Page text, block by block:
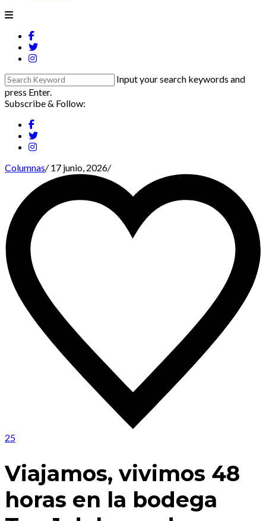
Input your search keywords and
press Enter.
Subscribe & Follow:
Columnas/17 junio, 2026/
25
Viajamos, vivimos 48
horas en la bodega